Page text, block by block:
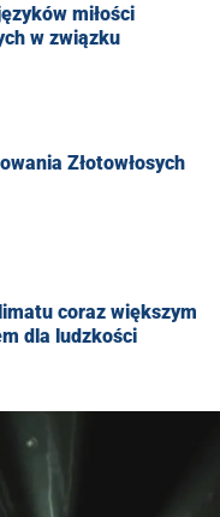
miłości
w związku
Złotowłosych
coraz większym
dla ludzkości